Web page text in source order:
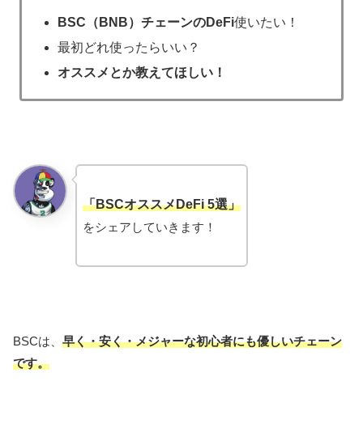
BSC（BNB）チェーンのDeFi使いたい！
最初どれ使ったらいい？
オススメとか教えてほしい！
「BSCオススメDeFi 5選」
をシェアしていきます！
BSCは、 早く・安く・メジャーな初心者にも優しいチェーン
です。